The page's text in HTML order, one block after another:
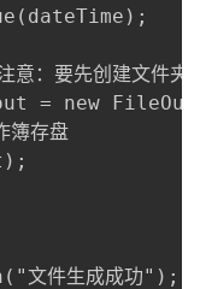
要先创建文件夹
new
存盘
生成成功");